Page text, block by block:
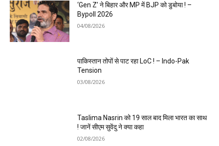
‘Gen Z’ ने बिहार और MP में BJP को डुबोया ! –
Bypoll 2026
04/08/2026
पाकिस्तान तोपों से पाट रहा LoC ! – Indo-Pak
Tension
03/08/2026
Taslima Nasrin को 19 साल बाद मिला भारत का साथ
! जानें सीएम सुवेंदु ने क्या कहा
02/08/2026